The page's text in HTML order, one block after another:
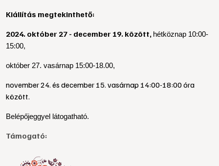
Kiállítás megtekinthető:
2024. október 27 - december 19. között, hétköznap 10:00-
15:00,
október 27. vasárnap 15:00-18.00,
november 24. és december 15. vasárnap 14:00-18:00 óra
között.
Belépőjeggyel látogatható.
Támogató: